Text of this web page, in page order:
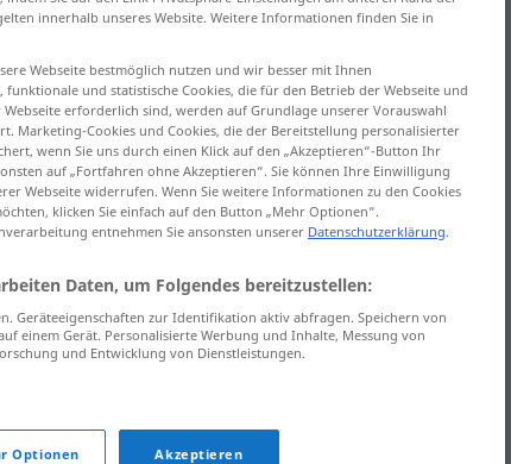
innerhalb unseres Website. Weitere Informationen finden Sie in
Webseite bestmöglich nutzen und wir besser mit Ihnen
und statistische Cookies, die für den Betrieb der Webseite und
erforderlich sind, werden auf Grundlage unserer Vorauswahl
Marketing-Cookies und Cookies, die der Bereitstellung personalisierter
wenn Sie uns durch einen Klick auf den „Akzeptieren“-Button Ihr
auf „Fortfahren ohne Akzeptieren“. Sie können Ihre Einwilligung
Webseite widerrufen. Wenn Sie weitere Informationen zu den Cookies
klicken Sie einfach auf den Button „Mehr Optionen“.
entnehmen Sie ansonsten unserer Datenschutzerklärung.
Daten, um Folgendes bereitzustellen:
Geräteeigenschaften zur Identifikation aktiv abfragen. Speichern von
einem Gerät. Personalisierte Werbung und Inhalte, Messung von
und Entwicklung von Dienstleistungen.
Optionen Akzeptieren